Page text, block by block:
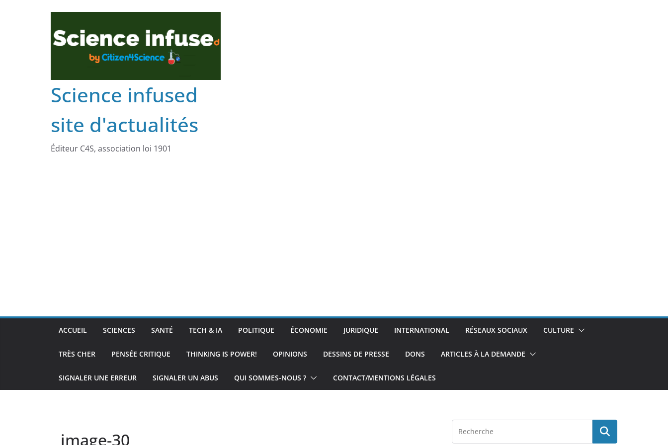
Science infused
site d'actualités
Éditeur C4S, association loi 1901
ACCUEIL SCIENCES SANTÉ TECH & IA POLITIQUE ÉCONOMIE JURIDIQUE INTERNATIONAL RÉSEAUX SOCIAUX CULTURE
TRÈS CHER PENSÉE CRITIQUE THINKING IS POWER! OPINIONS DESSINS DE PRESSE DONS ARTICLES À LA DEMANDE
SIGNALER UNE ERREUR SIGNALER UN ABUS QUI SOMMES-NOUS ? CONTACT/MENTIONS LÉGALES
image-30